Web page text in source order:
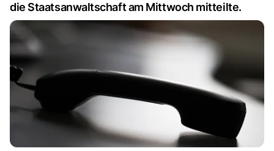
die Staatsanwaltschaft am Mittwoch mitteilte.